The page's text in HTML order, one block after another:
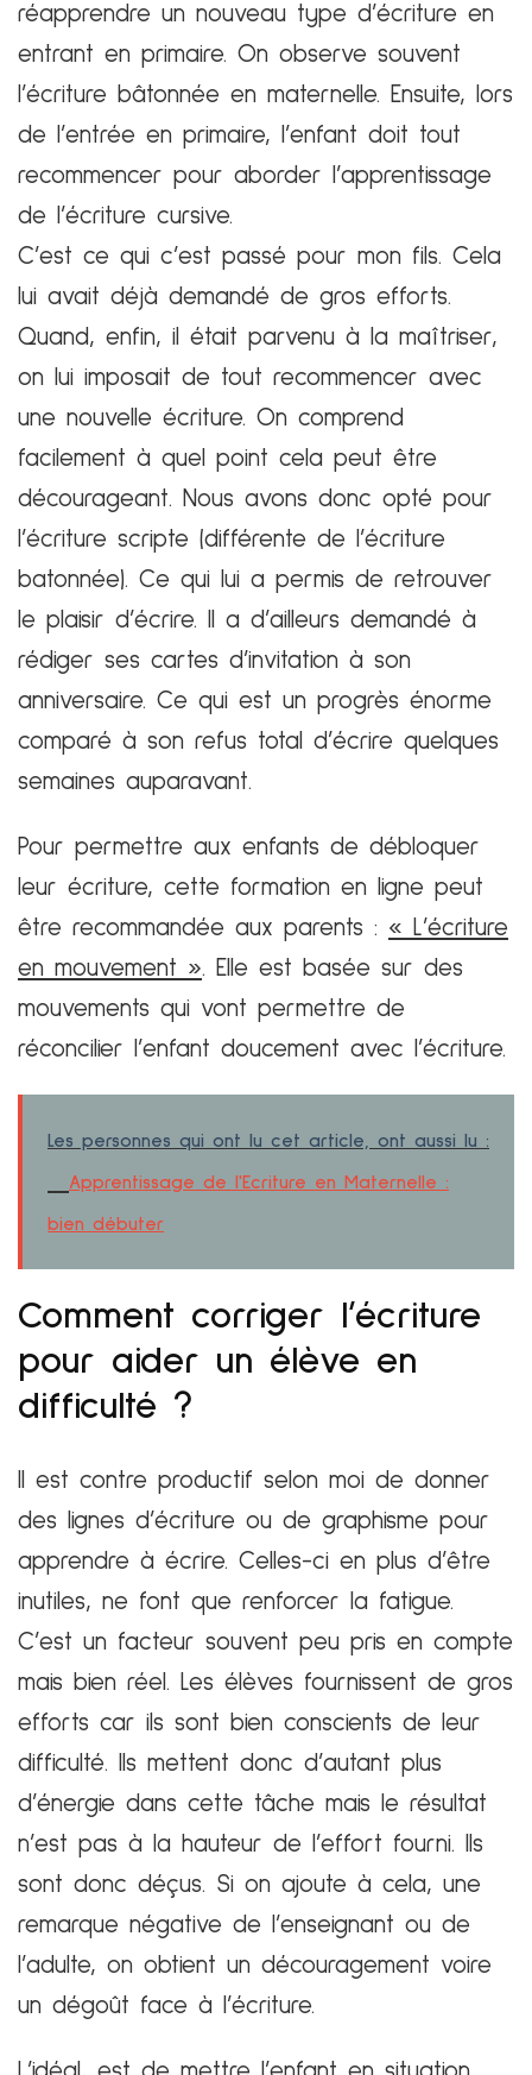
réapprendre un nouveau type d’écriture en
entrant en primaire. On observe souvent
l’écriture bâtonnée en maternelle. Ensuite, lors
de l’entrée en primaire, l’enfant doit tout
recommencer pour aborder l’apprentissage
de l’écriture cursive.
C’est ce qui c’est passé pour mon fils. Cela
lui avait déjà demandé de gros efforts.
Quand, enfin, il était parvenu à la maîtriser,
on lui imposait de tout recommencer avec
une nouvelle écriture. On comprend
facilement à quel point cela peut être
décourageant. Nous avons donc opté pour
l’écriture scripte (différente de l’écriture
batonnée). Ce qui lui a permis de retrouver
le plaisir d’écrire. Il a d’ailleurs demandé à
rédiger ses cartes d’invitation à son
anniversaire. Ce qui est un progrès énorme
comparé à son refus total d’écrire quelques
semaines auparavant.
Pour permettre aux enfants de débloquer
leur écriture, cette formation en ligne peut
être recommandée aux parents : « L’écriture
en mouvement ». Elle est basée sur des
mouvements qui vont permettre de
réconcilier l’enfant doucement avec l’écriture.
Les personnes qui ont lu cet article, ont aussi lu :
Apprentissage de l'Ecriture en Maternelle :
bien débuter
Comment corriger l’écriture
pour aider un élève en
difficulté ?
Il est contre productif selon moi de donner
des lignes d’écriture ou de graphisme pour
apprendre à écrire. Celles-ci en plus d’être
inutiles, ne font que renforcer la fatigue.
C’est un facteur souvent peu pris en compte
mais bien réel. Les élèves fournissent de gros
efforts car ils sont bien conscients de leur
difficulté. Ils mettent donc d’autant plus
d’énergie dans cette tâche mais le résultat
n’est pas à la hauteur de l’effort fourni. Ils
sont donc déçus. Si on ajoute à cela, une
remarque négative de l’enseignant ou de
l’adulte, on obtient un découragement voire
un dégoût face à l’écriture.